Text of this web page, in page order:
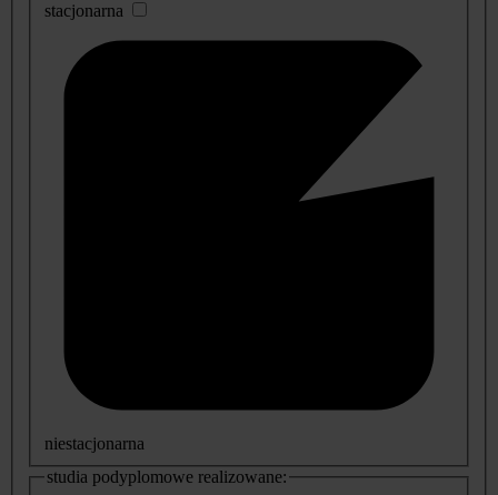
stacjonarna
niestacjonarna
studia podyplomowe realizowane: